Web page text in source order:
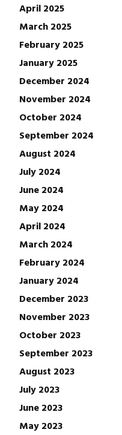
April 2025
March 2025
February 2025
January 2025
December 2024
November 2024
October 2024
September 2024
August 2024
July 2024
June 2024
May 2024
April 2024
March 2024
February 2024
January 2024
December 2023
November 2023
October 2023
September 2023
August 2023
July 2023
June 2023
May 2023